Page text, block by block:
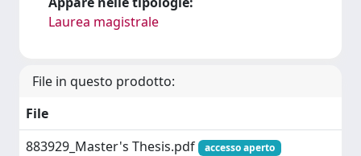
Laurea magistrale
File in questo prodotto:
File
883929_Master's Thesis.pdf
accesso aperto